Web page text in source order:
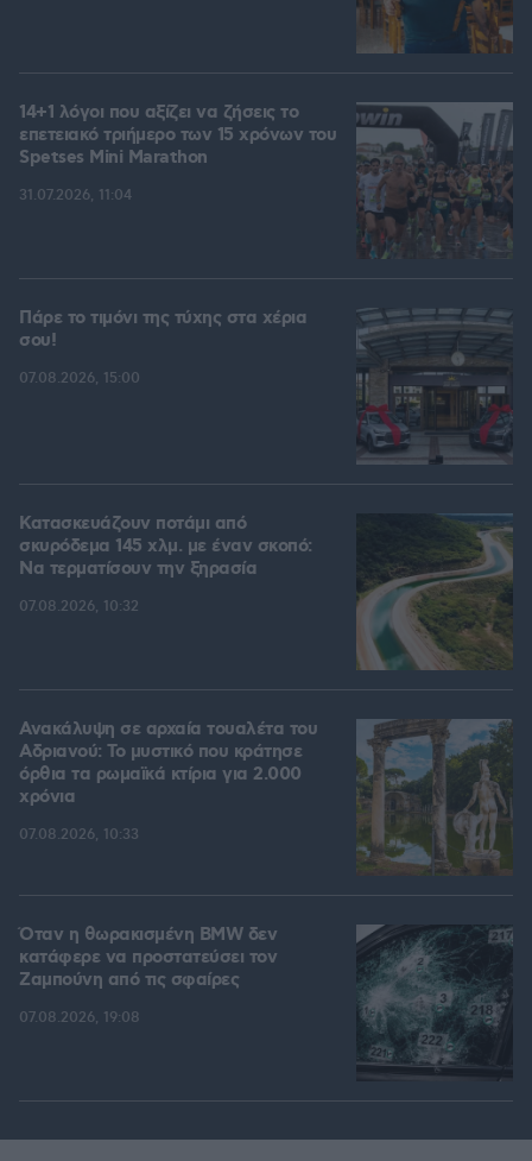
14+1 λόγοι που αξίζει να ζήσεις το
επετειακό τριήμερο των 15 χρόνων του
Spetses Mini Marathon
31.07.2026, 11:04
Πάρε το τιμόνι της τύχης στα χέρια
σου!
07.08.2026, 15:00
Κατασκευάζουν ποτάμι από
σκυρόδεμα 145 χλμ. με έναν σκοπό:
Να τερματίσουν την ξηρασία
07.08.2026, 10:32
Ανακάλυψη σε αρχαία τουαλέτα του
Αδριανού: Το μυστικό που κράτησε
όρθια τα ρωμαϊκά κτίρια για 2.000
χρόνια
07.08.2026, 10:33
Όταν η θωρακισμένη BMW δεν
κατάφερε να προστατεύσει τον
Ζαμπούνη από τις σφαίρες
07.08.2026, 19:08